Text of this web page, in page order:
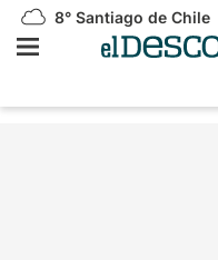
8° Santiago de Chile